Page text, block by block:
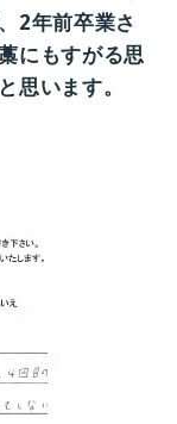
2年前卒業さ
にもすがる思
思います。